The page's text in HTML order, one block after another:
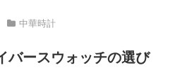
中華時計
バースウォッチの選び